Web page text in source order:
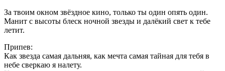
За твоим окном звёздное кино, только ты один опять один.
Манит с высоты блеск ночной звезды и далёкий свет к тебе
летит.
Припев:
Как звезда самая дальняя, как мечта самая тайная для тебя в
небе сверкаю я налету.